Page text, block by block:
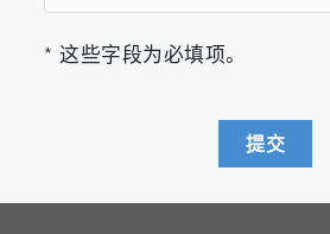
* 这些字段为必填项。
提交